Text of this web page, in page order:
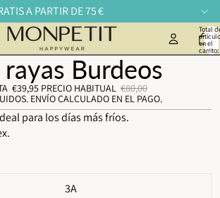
A PARTIR DE 75 €
Total
en el
carrito:
Burdeos
€39,95 PRECIO HABITUAL €80,00
ENVÍO CALCULADO EN EL PAGO.
para los días más fríos.
3A